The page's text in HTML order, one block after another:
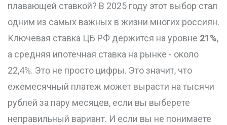
плавающей ставкой? В 2025 году этот выбор стал
одним из самых важных в жизни многих россиян.
Ключевая ставка ЦБ РФ держится на уровне 21%,
а средняя ипотечная ставка на рынке - около
22,4%. Это не просто цифры. Это значит, что
ежемесячный платеж может вырасти на тысячи
рублей за пару месяцев, если вы выберете
неправильный вариант. И если вы не понимаете